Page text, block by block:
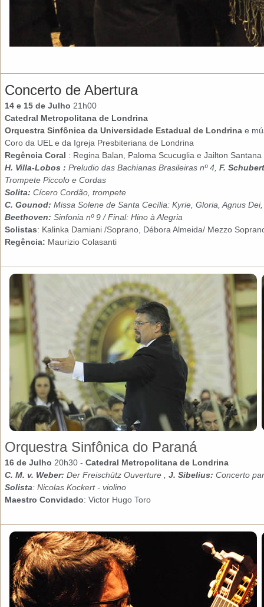
Concerto de Abertura
14 e 15 de Julho 21h00
Catedral Metropolitana de Londrina
Orquestra Sinfônica da Universidade Estadual de Londrina e
Coro da UEL e da Igreja Presbiteriana de Londrina
Regência Coral : Regina Balan, Paloma Scucuglia e Jailton Santana
H. Villa-Lobos : Preludio das Bachianas Brasileiras nº 4, F.
Trompete Piccolo e Cordas
Solita: Cícero Cordão, trompete
C. Gounod: Missa Solene de Santa Cecília: Kyrie, Gloria, Agnus
Beethoven: Sinfonia nº 9 / Final: Hino à Alegria
Solistas: Kalinka Damiani /Soprano, Débora Almeida/ Mezzo
Regência: Maurizio Colasanti
Orquestra Sinfônica do Paraná
16 de Julho 20h30 - Catedral Metropolitana de Londrina
C. M. v. Weber: Der Freischütz Ouverture , J. Sibelius: Concerto
Solista: Nicolas Kockert- violino
Maestro Convidado: Victor Hugo Toro